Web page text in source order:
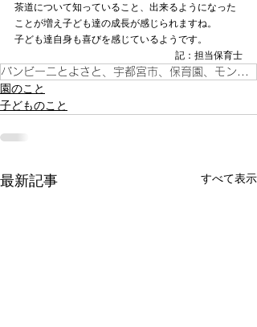
茶道について知っていること、出来るようになった
ことが増え子ども達の成長が感じられますね。
子ども達自身も喜びを感じているようです。
記：担当保育士
園のこと
子どものこと
最新記事 すべて表示